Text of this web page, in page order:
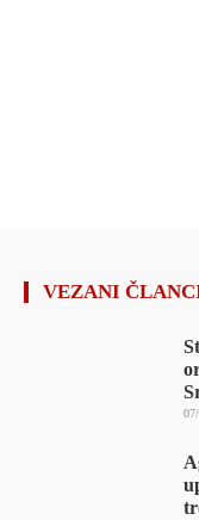
VEZANI